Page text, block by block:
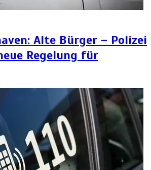
Alte Bürger – Polizei
Regelung für